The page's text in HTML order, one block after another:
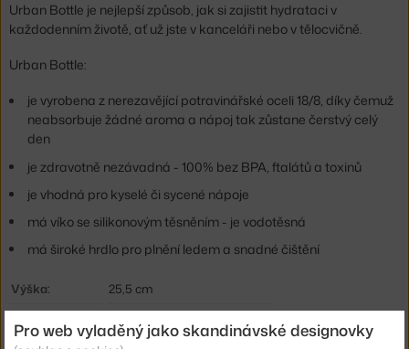
Urban Bottle je nejlepší způsob, jak si zajistit hydrataci v
každodenním životě, ať už jste v kanceláři nebo v tělocvičně.
Urban Bottle:
je vyrobena z nerezavějící potravinářské oceli 18/8, díky čemuž
neabsorbuje žádné aroma a nápoj tak zůstane čerstvý celý
den
je zdravotně nezávadná - 100% bez BPA, ftalátů a toxinů
je vhodná pro kyselé či sycené nápoje
má víko se silikonovým těsněním - je vodotěsná
má široké hrdlo pro plnění ledem a snadné čištění
Výška:
25,5 cm
Pro web vyladěný jako skandinávské designovky